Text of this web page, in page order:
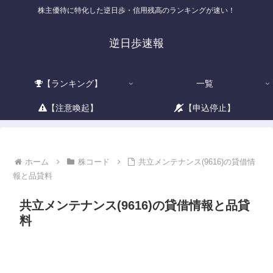
株主優待に特化した逆日歩・信用残高のランキングが速い！
逆日歩速報
【ランキング】 一覧
【注意喚起】 【申込停止】
ホーム 株コード
共立メンテナンス(9616)の貸借情
報と品貸料
共立メンテナンス(9616)の貸借情報と品貸
料